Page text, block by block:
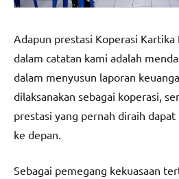
Adapun prestasi Koperasi Kartika
dalam catatan kami adalah
dalam menyusun laporan
dilaksanakan sebagai koperasi,
prestasi yang pernah diraih
ke depan.
Sebagai pemegang kekuasaan